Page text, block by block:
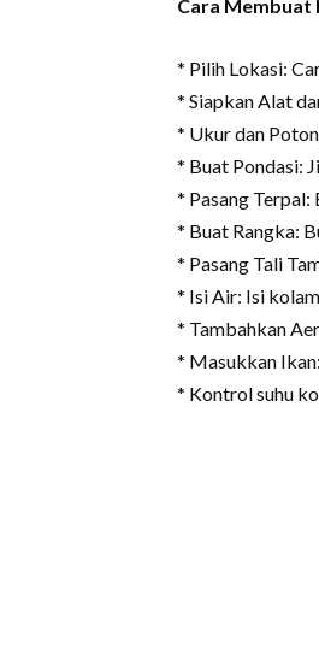
Cara Membuat
* Pilih Lokasi:
* Siapkan Alat
* Ukur dan
* Buat Pondasi:
* Pasang
* Buat Rangka:
* Pasang Tali
* Isi Air: Isi
* Tambahkan
* Masukkan
* Kontrol suhu